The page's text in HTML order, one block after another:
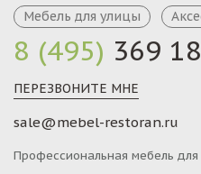
8 (495) 369
ПЕРЕЗВОНИТЕ МНЕ
sale@mebel-restoran.ru
Профессиональная мебель для
Мебель для улицы